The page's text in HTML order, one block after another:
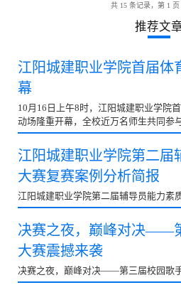
共 15 条记录，第 1
推荐文
江阳城建职业学院首届体
幕
10月16日上午8时，江阳城建职业学院
动场隆重开幕，全校近万名师生共同参
盛事。校党委书记蒋和平、执行校长刘
委副书记刘凯华、徐世银，学校各部门...
江阳城建职业学院第二届
大赛复赛案例分析简报
江阳城建职业学院第二届辅导员能力素
决赛之夜，巅峰对决——
大赛震撼来袭
决赛之夜，巅峰对决——第三届校园歌